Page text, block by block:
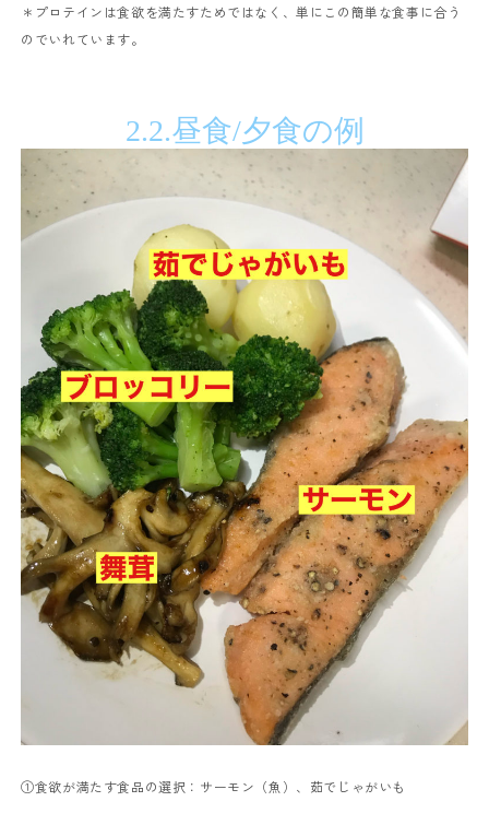
＊プロテインは食欲を満たすためではなく、単にこの簡単な食事に合う
のでいれています。
2.2.昼食/夕食の例
①食欲が満たす食品の選択：サーモン（魚）、茹でじゃがいも